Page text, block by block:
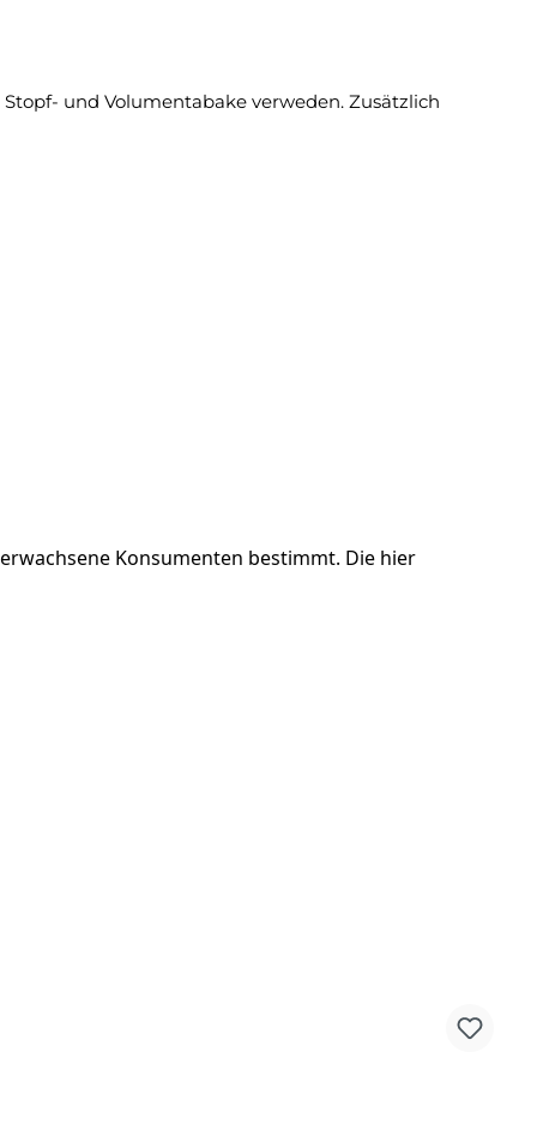
und Volumentabake verweden. Zusätzlich
Konsumenten bestimmt. Die hier